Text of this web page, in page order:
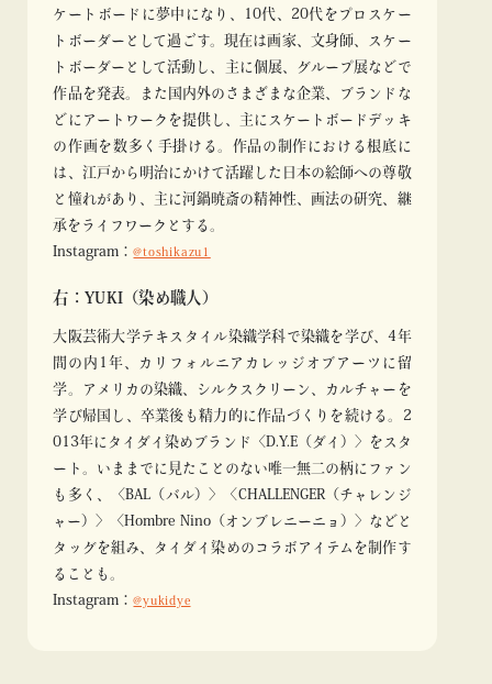
ケートボードに夢中になり、10代、20代をプロスケー
トボーダーとして過ごす。現在は画家、文身師、スケー
トボーダーとして活動し、主に個展、グループ展などで
作品を発表。また国内外のさまざまな企業、ブランドな
どにアートワークを提供し、主にスケートボードデッキ
の作画を数多く手掛ける。作品の制作における根底に
は、江戸から明治にかけて活躍した日本の絵師への尊敬
と憧れがあり、主に河鍋暁斎の精神性、画法の研究、継
承をライフワークとする。
Instagram：@toshikazu1
右：YUKI（染め職人）
大阪芸術大学テキスタイル染織学科で染織を学び、4年
間の内1年、カリフォルニアカレッジオブアーツに留
学。アメリカの染織、シルクスクリーン、カルチャーを
学び帰国し、卒業後も精力的に作品づくりを続ける。2
013年にタイダイ染めブランド〈D.Y.E（ダイ）〉をスタ
ート。いままでに見たことのない唯一無二の柄にファン
も多く、〈BAL（バル）〉〈CHALLENGER（チャレンジ
ャー）〉〈Hombre Nino（オンブレニーニョ）〉などと
タッグを組み、タイダイ染めのコラボアイテムを制作す
ることも。
Instagram：@yukidye